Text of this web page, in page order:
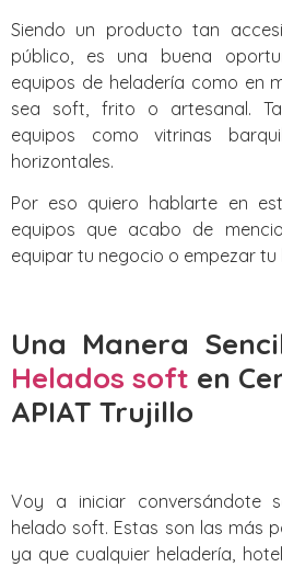
Siendo un producto tan
público, es una buena
equipos de heladería como en
sea soft, frito o artesanal.
equipos como vitrinas
horizontales.
Por eso quiero hablarte en
equipos que acabo de
equipar tu negocio o empezar tu
Una Manera
Helados soft en
APIAT Trujillo
Voy a iniciar conversándote
helado soft. Estas son las más
ya que cualquier heladería,